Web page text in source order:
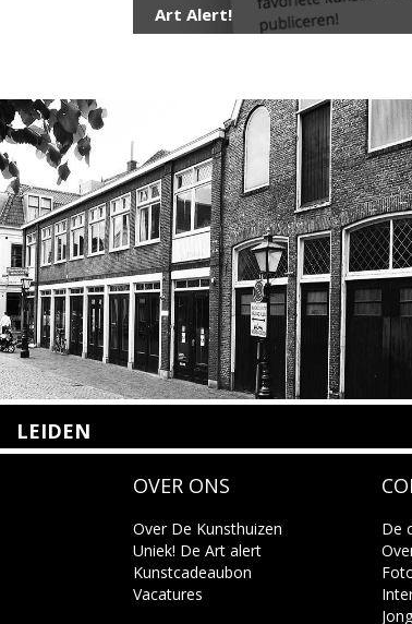
Art Alert!
LEIDEN
info@kunsthuisleiden.nl
OVER ONS
Over De Kunsthuizen
Uniek! De Art alert
Kunstcadeaubon
Vacatures
De